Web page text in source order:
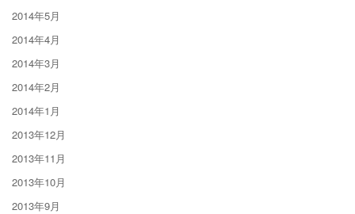
2014年5月
2014年4月
2014年3月
2014年2月
2014年1月
2013年12月
2013年11月
2013年10月
2013年9月